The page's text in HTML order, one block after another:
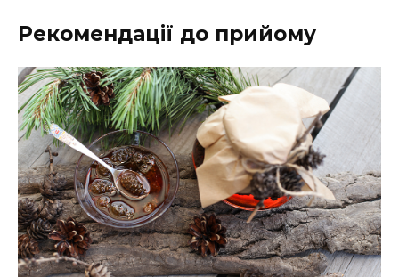
Рекомендації до прийому